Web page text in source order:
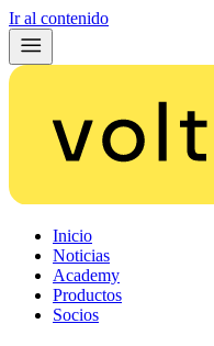
Ir al contenido
Inicio
Noticias
Academy
Productos
Socios